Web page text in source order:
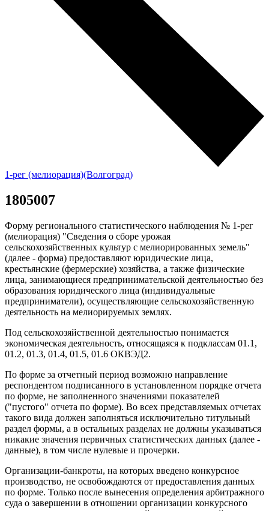
1-рег (мелиорация)(Волгоград)
1805007
Форму регионального статистического наблюдения № 1-рег
(мелиорация) "Сведения о сборе урожая
сельскохозяйственных культур с мелиорированных земель"
(далее - форма) предоставляют юридические лица,
крестьянские (фермерские) хозяйства, а также физические
лица, занимающиеся предпринимательской деятельностью без
образования юридического лица (индивидуальные
предприниматели), осуществляющие сельскохозяйственную
деятельность на мелиорируемых землях.
Под сельскохозяйственной деятельностью понимается
экономическая деятельность, относящаяся к подклассам 01.1,
01.2, 01.3, 01.4, 01.5, 01.6 ОКВЭД2.
По форме за отчетный период возможно направление
респондентом подписанного в установленном порядке отчета
по форме, не заполненного значениями показателей
("пустого" отчета по форме). Во всех представляемых отчетах
такого вида должен заполняться исключительно титульный
раздел формы, а в остальных разделах не должны указываться
никакие значения первичных статистических данных (далее -
данные), в том числе нулевые и прочерки.
Организации-банкроты, на которых введено конкурсное
производство, не освобождаются от предоставления данных
по форме. Только после вынесения определения арбитражного
суда о завершении в отношении организации конкурсного